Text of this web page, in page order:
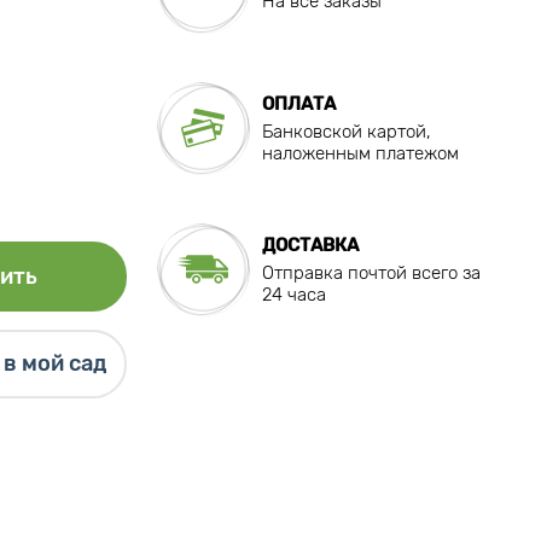
мой сад
ОПЛАТА
Банковской картой,
наложенным платежом
ДОСТАВКА
Отправка почтой всего за
24 часа